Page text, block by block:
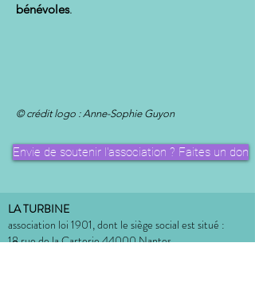
bénévoles.
© crédit logo : Anne-Sophie Guyon
Envie de soutenir l'association ? Faites un don
LA TURBINE
association loi 1901, dont le siège social est situé :
18 rue de la Carterie 44000 Nantes